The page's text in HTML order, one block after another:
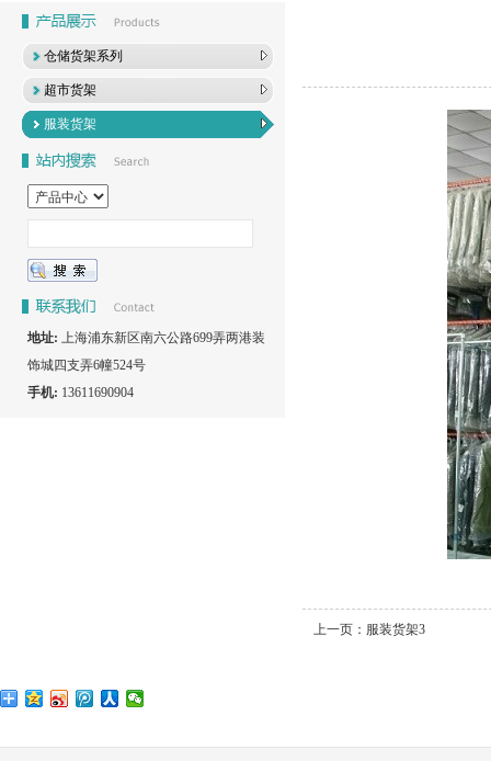
仓储货架系列
超市货架
服装货架
地址: 上海浦东新区南六公路699弄两港装
饰城四支弄6幢524号
手机: 13611690904
上一页： 服装货架3